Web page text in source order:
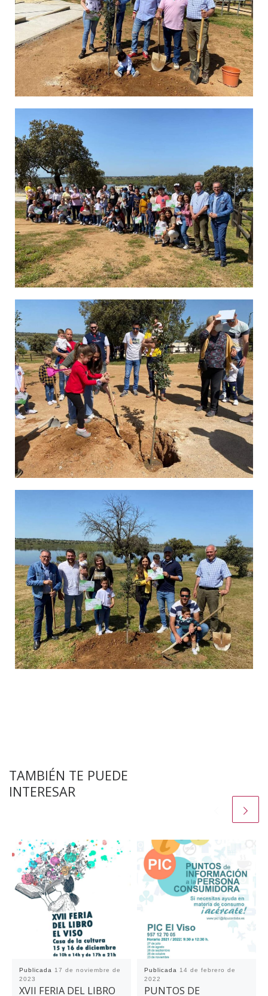
TAMBIÉN TE PUEDE
INTERESAR
Publicada 17 de noviembre de
2023
XVII FERIA DEL LIBRO
Publicada 14 de febrero de
2022
PUNTOS DE